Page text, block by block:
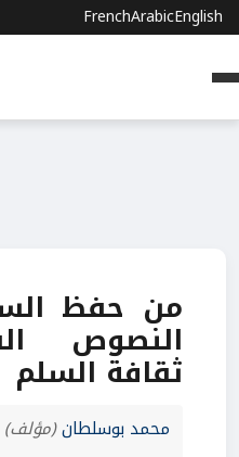
FrenchArabicEnglish
من حفظ
النصوص
ثقافة السلم
محمد بوسلطان(مؤلف)